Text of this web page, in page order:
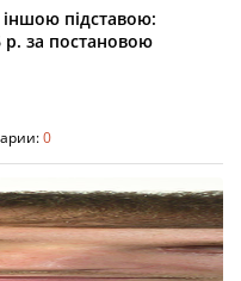
підставою:
р. за постановою
0